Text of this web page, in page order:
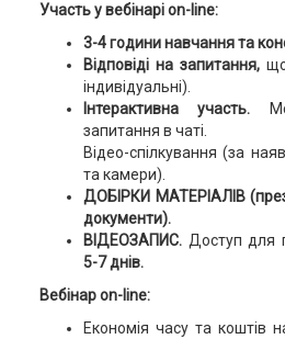
Участь у вебінарі on-line:
3-4 години навчання та
Відповіді на запитання,
індивідуальні).
Інтерактивна участь.
запитання в чаті.
Відео-спілкування (за
та камери).
ДОБІРКИ МАТЕРІАЛІВ
документи).
ВІДЕОЗАПИС. Доступ для
5-7 днів.
Вебінар on-line:
Економія часу та коштів